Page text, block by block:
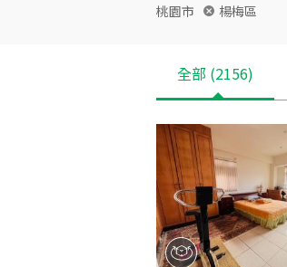
桃園市 楊梅區
全部 (2156)